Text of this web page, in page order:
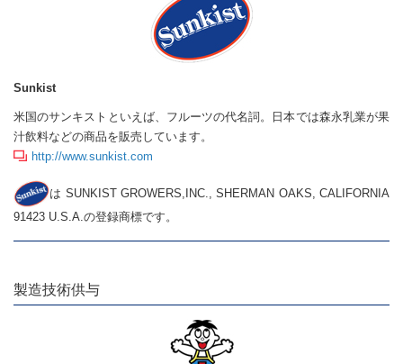
Sunkist
米国のサンキストといえば、フルーツの代名詞。日本では森永乳業が果
汁飲料などの商品を販売しています。
http://www.sunkist.com
は SUNKIST GROWERS,INC., SHERMAN OAKS, CALIFORNIA
91423 U.S.A.の登録商標です。
製造技術供与